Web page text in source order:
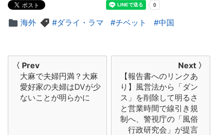
海外 ダライ・ラマ チベット 中国
〈 Prev
大麻で夫婦円満？大麻
愛好家の夫婦はDVが少
ないことが明らかに
Next 〉
【報告書へのリンクあ
り】風営法から「ダン
ス」を削除して明るさ
と営業時間で線引き規
制へ、警視庁の「風俗
行政研究会」が提言